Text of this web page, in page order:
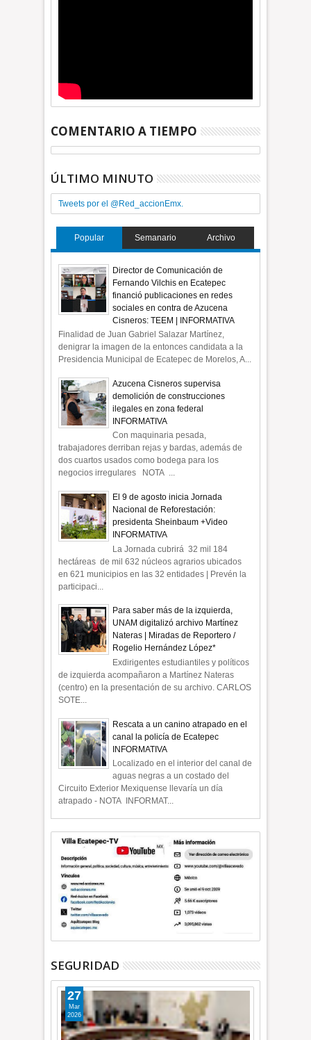
COMENTARIO A TIEMPO
ÚLTIMO MINUTO
Tweets por el @Red_accionEmx.
Popular Semanario Archivo
Director de Comunicación de
Fernando Vilchis en Ecatepec
financió publicaciones en redes
sociales en contra de Azucena
Cisneros: TEEM | INFORMATIVA
Finalidad de Juan Gabriel Salazar Martínez,
denigrar la imagen de la entonces candidata a la
Presidencia Municipal de Ecatepec de Morelos, A...
Azucena Cisneros supervisa
demolición de construcciones
ilegales en zona federal
INFORMATIVA
Con maquinaria pesada,
trabajadores derriban rejas y bardas, además de
dos cuartos usados como bodega para los
negocios irregulares NOTA ...
El 9 de agosto inicia Jornada
Nacional de Reforestación:
presidenta Sheinbaum +Video
INFORMATIVA
La Jornada cubrirá 32 mil 184
hectáreas de mil 632 núcleos agrarios ubicados
en 621 municipios en las 32 entidades | Prevén la
participaci...
Para saber más de la izquierda,
UNAM digitalizó archivo Martínez
Nateras | Miradas de Reportero /
Rogelio Hernández López*
Exdirigentes estudiantiles y políticos
de izquierda acompañaron a Martínez Nateras
(centro) en la presentación de su archivo. CARLOS
SOTE...
Rescata a un canino atrapado en el
canal la policía de Ecatepec
INFORMATIVA
Localizado en el interior del canal de
aguas negras a un costado del
Circuito Exterior Mexiquense llevaría un día
atrapado - NOTA INFORMAT...
SEGURIDAD
27
Mar
2026